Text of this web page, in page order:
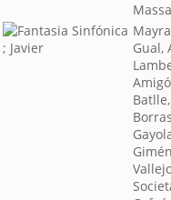
Gual,